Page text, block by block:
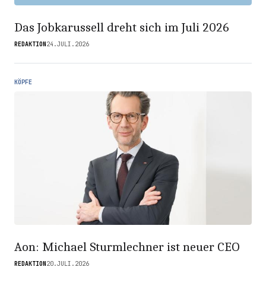
Das Jobkarussell dreht sich im Juli 2026
REDAKTION 24.JULI.2026
KÖPFE
Aon: Michael Sturmlechner ist neuer CEO
REDAKTION 20.JULI.2026